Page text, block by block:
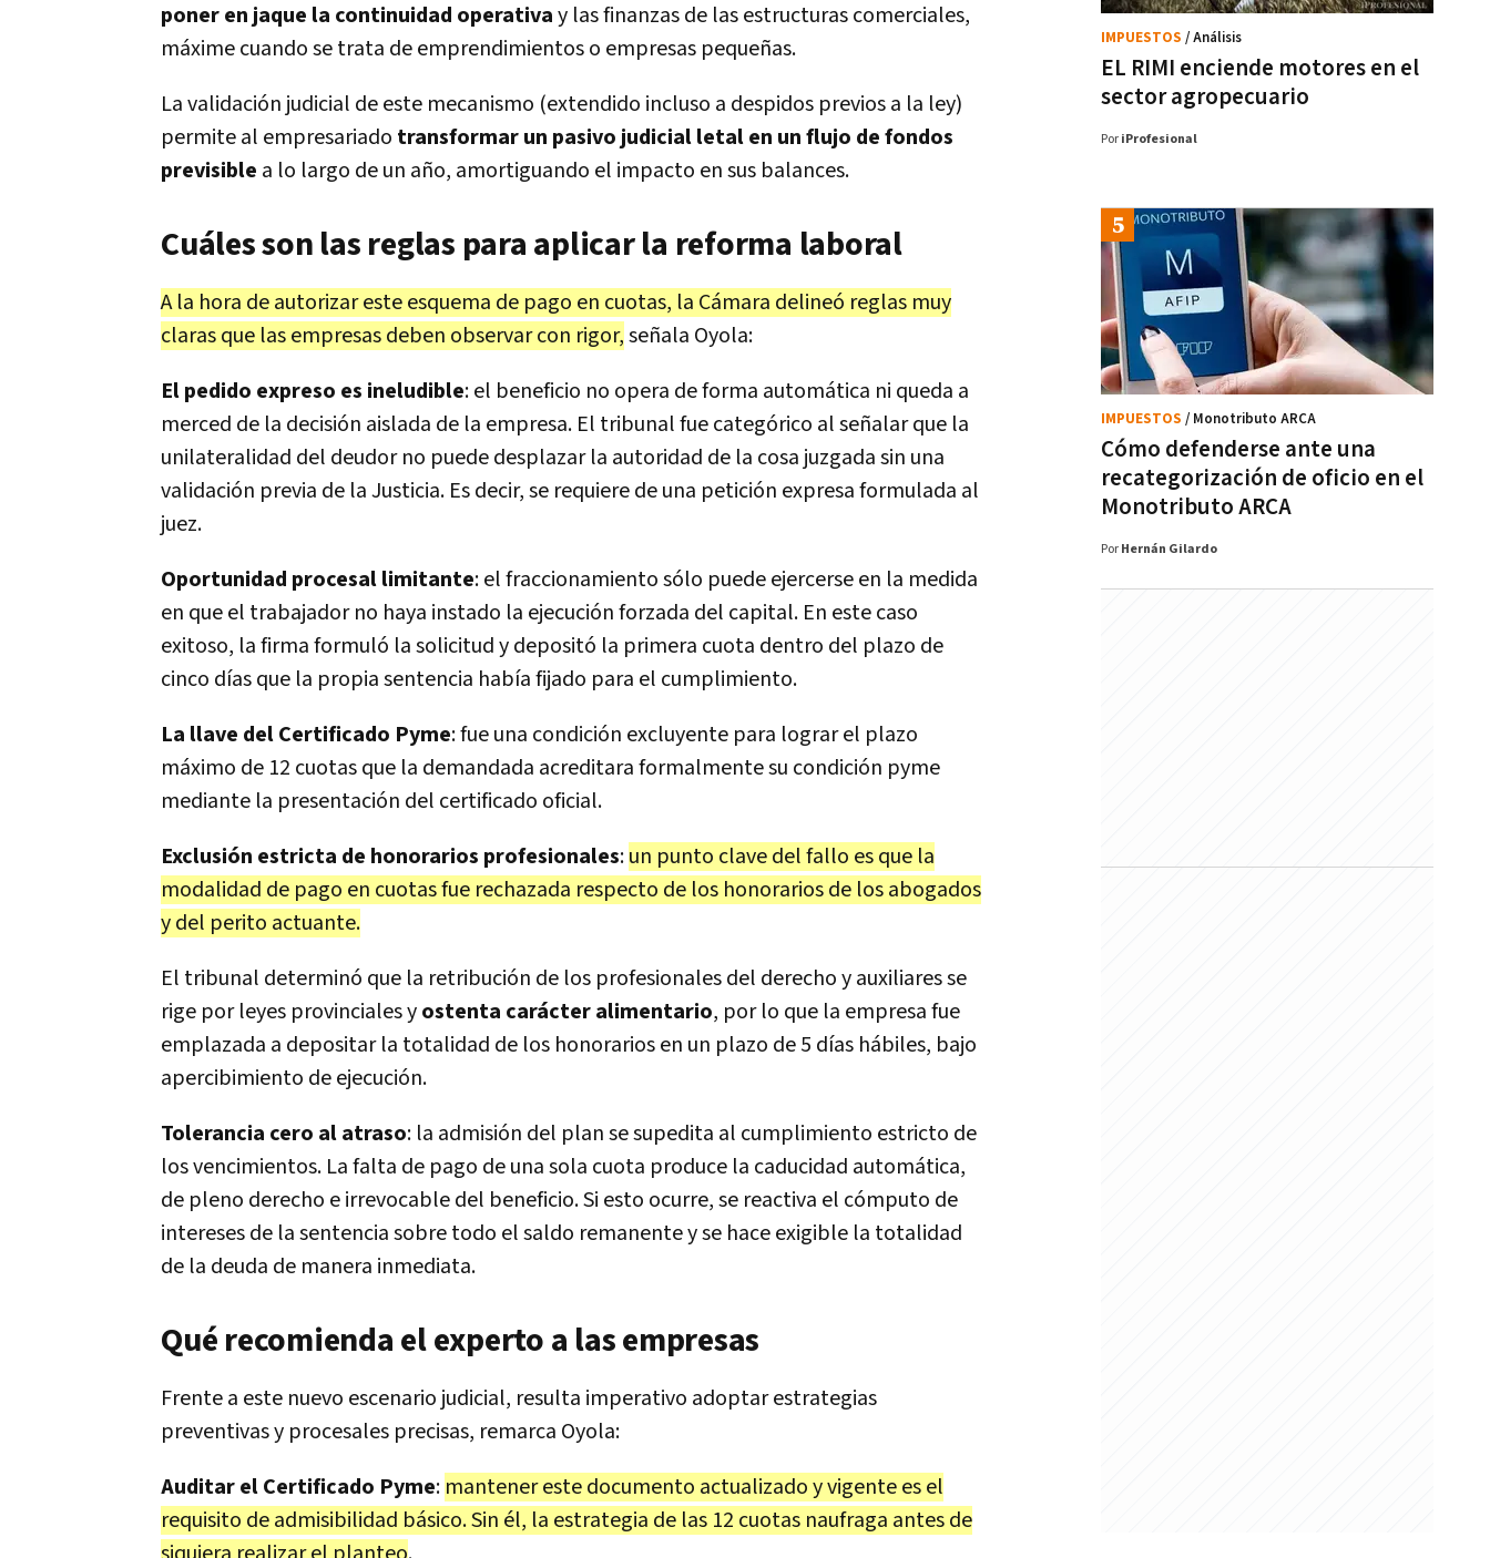
poner en jaque la continuidad operativay las finanzas de las estructuras comerciales,
máxime cuando se trata de emprendimientos o empresas pequeñas.
La validación judicial de este mecanismo (extendido incluso a despidos previos a la ley)
permite al empresariado transformar un pasivo judicial letal en un flujo de fondos
previsible a lo largo de un año, amortiguando el impacto en sus balances.
Cuáles son las reglas para aplicar la reforma laboral
A la hora de autorizar este esquema de pago en cuotas, la Cámara delineó reglas muy
claras que las empresas deben observar con rigor,señala Oyola:
El pedido expreso es ineludible: el beneficio no opera de forma automática ni queda a
merced de la decisión aislada de la empresa. El tribunal fue categórico al señalar que la
unilateralidad del deudor no puede desplazar la autoridad de la cosa juzgada sin una
validación previa de la Justicia. Es decir, se requiere de una petición expresa formulada al
juez.
Oportunidad procesal limitante: el fraccionamiento sólo puede ejercerse en la medida
en que el trabajador no haya instado la ejecución forzada del capital. En este caso
exitoso, la firma formuló la solicitud y depositó la primera cuota dentro del plazo de
cinco días que la propia sentencia había fijado para el cumplimiento.
La llave del Certificado Pyme: fue una condición excluyente para lograr el plazo
máximo de 12 cuotas que la demandada acreditara formalmente su condición pyme
mediante la presentación del certificado oficial.
Exclusión estricta de honorarios profesionales:un punto clave del fallo es que la
modalidad de pago en cuotas fue rechazada respecto de los honorarios de los abogados
y del perito actuante.
El tribunal determinó que la retribución de los profesionales del derecho y auxiliares se
rige por leyes provinciales yostenta carácter alimentario, por lo que la empresa fue
emplazada a depositar la totalidad de los honorarios en un plazo de 5 días hábiles, bajo
apercibimiento de ejecución.
Tolerancia cero al atraso: la admisión del plan se supedita al cumplimiento estricto de
los vencimientos. La falta de pago de una sola cuota produce la caducidad automática,
de pleno derecho e irrevocable del beneficio. Si esto ocurre, se reactiva el cómputo de
intereses de la sentencia sobre todo el saldo remanente y se hace exigible la totalidad
de la deuda de manera inmediata.
Qué recomienda el experto a las empresas
Frente a este nuevo escenario judicial, resulta imperativo adoptar estrategias
preventivas y procesales precisas, remarca Oyola:
Auditar el Certificado Pyme: mantener este documento actualizado y vigente es el
requisito de admisibilidad básico. Sin él, la estrategia de las 12 cuotas naufraga antes de
EL RIMI enciende motores en el
sector agropecuario
IMPUESTOS / Análisis
Por iProfesional
Cómo defenderse ante una
recategorización de oficio en el
Monotributo ARCA
IMPUESTOS / Monotributo ARCA
Por Hernán Gilardo